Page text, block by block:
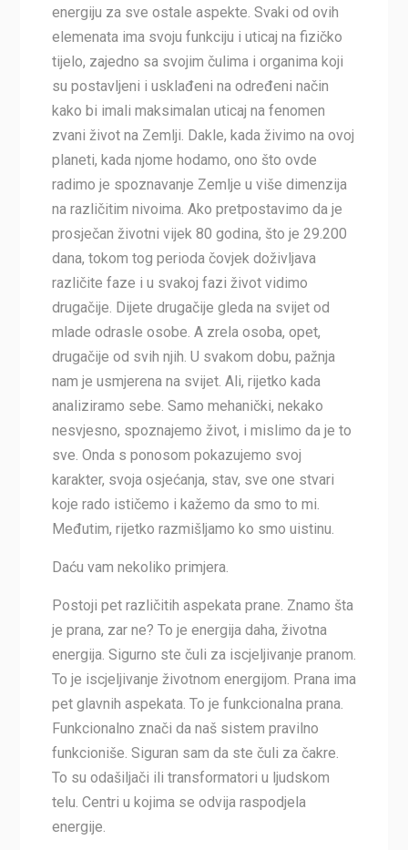
energiju za sve ostale aspekte. Svaki od ovih
elemenata ima svoju funkciju i uticaj na fizičko
tijelo, zajedno sa svojim čulima i organima koji
su postavljeni i usklađeni na određeni način
kako bi imali maksimalan uticaj na fenomen
zvani život na Zemlji. Dakle, kada živimo na ovoj
planeti, kada njome hodamo, ono što ovde
radimo je spoznavanje Zemlje u više dimenzija
na različitim nivoima. Ako pretpostavimo da je
prosječan životni vijek 80 godina, što je 29.200
dana, tokom tog perioda čovjek doživljava
različite faze i u svakoj fazi život vidimo
drugačije. Dijete drugačije gleda na svijet od
mlade odrasle osobe. A zrela osoba, opet,
drugačije od svih njih. U svakom dobu, pažnja
nam je usmjerena na svijet. Ali, rijetko kada
analiziramo sebe. Samo mehanički, nekako
nesvjesno, spoznajemo život, i mislimo da je to
sve. Onda s ponosom pokazujemo svoj
karakter, svoja osjećanja, stav, sve one stvari
koje rado ističemo i kažemo da smo to mi.
Međutim, rijetko razmišljamo ko smo uistinu.
Daću vam nekoliko primjera.
Postoji pet različitih aspekata prane. Znamo šta
je prana, zar ne? To je energija daha, životna
energija. Sigurno ste čuli za iscjeljivanje pranom.
To je iscjeljivanje životnom energijom. Prana ima
pet glavnih aspekata. To je funkcionalna prana.
Funkcionalno znači da naš sistem pravilno
funkcioniše. Siguran sam da ste čuli za čakre.
To su odašiljači ili transformatori u ljudskom
telu. Centri u kojima se odvija raspodjela
energije.